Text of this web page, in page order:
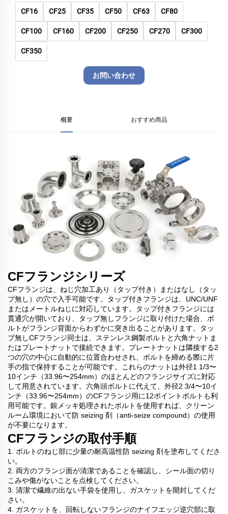
CF16 CF25 CF35 CF50 CF63 CF80
CF100 CF160 CF200 CF250 CF270 CF300
CF350
お問い合わせ
概要 おすすめ商品
CFフランジシリーズ
CFフランジは、ねじ穴加工あり（タップ付き）またはなし（タッ
プ無し）の穴で入手可能です。タップ付きフランジは、UNC/UNF
またはメートルねじに対応しています。タップ付きフランジには
貫通穴が開いており、タップ無しフランジに取り付けた場合、ボ
ルトがフランジ背面からわずかに突き出ることがあります。タッ
プ無しCFフランジ同士は、ステンレス鋼製ボルトと六角ナットま
たはプレートナットで接続できます。プレートナットは隣接する2
つの穴の中心に自動的に位置合わせされ、ボルトを締める際に片
手の指で保持することが可能です。これらのナットは外径1 1/3〜
10インチ（33.96〜254mm）のほとんどのフランジサイズに対応
して用意されています。六角頭ボルトに代えて、外径2 3/4〜10イ
ンチ（33.96〜254mm）のCFフランジ用に12ポイントボルトも利
用可能です。銀メッキ処理されたボルトを使用すれば、クリーン
ルーム環境において防 seizing 剤（anti-seize compound）の使用
が不要になります。
CFフランジの取付手順
1. ボルトのねじ部に少量の耐高温性防 seizing 剤を塗布してくださ
い。
2. 両方のフランジ面が清潔であることを確認し、シール面の切り
こみや傷がないことを点検してください。
3. 清潔で繊維の出ない手袋を使用し、ガスケットを開封してくだ
さい。
4. ガスケットを、回転しないフランジのナイフエッジ逆穴部に取